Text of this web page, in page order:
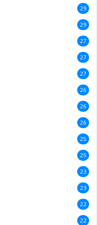
29
29
27
27
27
26
26
26
25
25
23
23
22
22